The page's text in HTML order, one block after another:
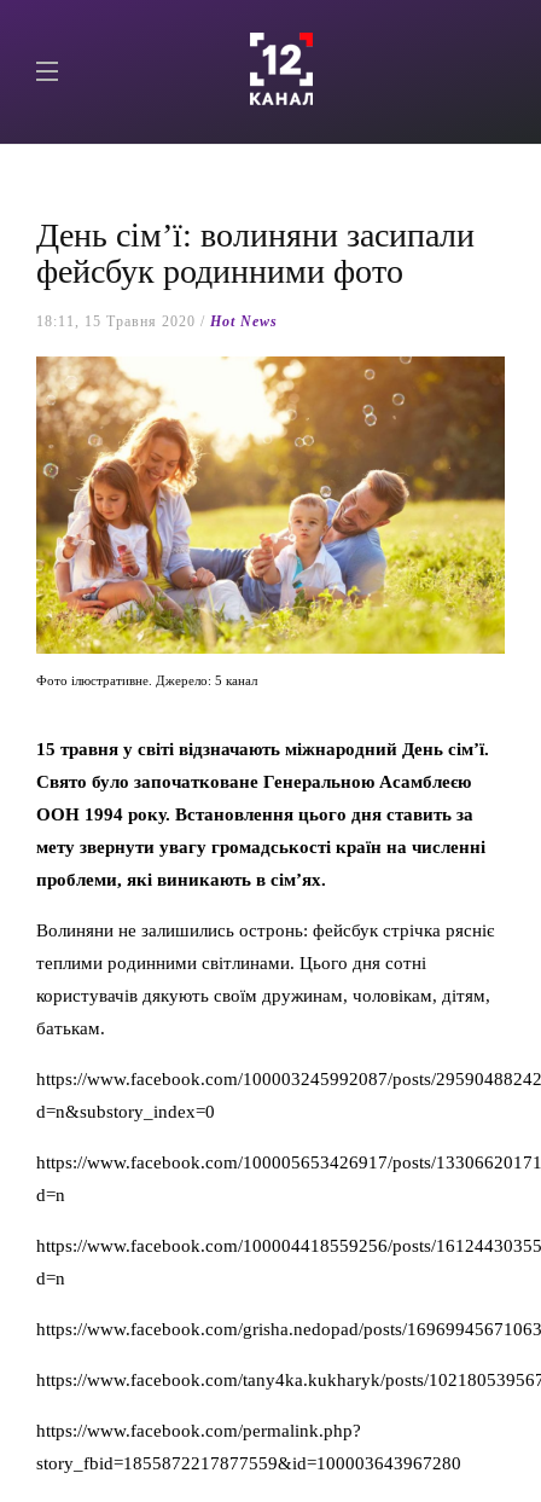
День сім’ї: волиняни засипали
фейсбук родинними фото
18:11, 15 Травня 2020 / Hot News
Фото ілюстративне. Джерело: 5 канал
15 травня у світі відзначають міжнародний День сім’ї.
Свято було започатковане Генеральною Асамблеєю
ООН 1994 року. Встановлення цього дня ставить за
мету звернути увагу громадськості країн на численні
проблеми, які виникають в сім’ях.
Волиняни не залишились остронь: фейсбук стрічка рясніє
теплими родинними світлинами. Цього дня сотні
користувачів дякують своїм дружинам, чоловікам, дітям,
батькам.
https://www.facebook.com/100003245992087/posts/
d=n&substory_index=0
https://www.facebook.com/100005653426917/posts/
d=n
https://www.facebook.com/100004418559256/posts/
d=n
https://www.facebook.com/grisha.nedopad/posts/
https://www.facebook.com/tany4ka.kukharyk/posts/
https://www.facebook.com/permalink.php?
story_fbid=1855872217877559&id=100003643967280